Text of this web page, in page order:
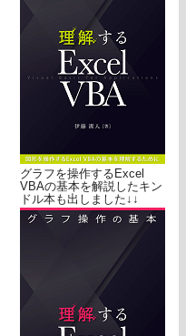
グラフを操作するExcel
VBAの基本を解説したキン
ドル本も出しました↓↓